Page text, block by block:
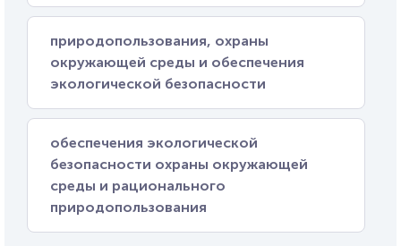
природопользования, охраны
окружающей среды и обеспечения
экологической безопасности
обеспечения экологической
безопасности охраны окружающей
среды и рационального
природопользования